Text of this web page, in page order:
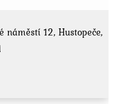
náměstí 12, Hustopeče,